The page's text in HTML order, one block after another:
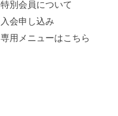
特別会員について
入会申し込み
専用メニューはこちら